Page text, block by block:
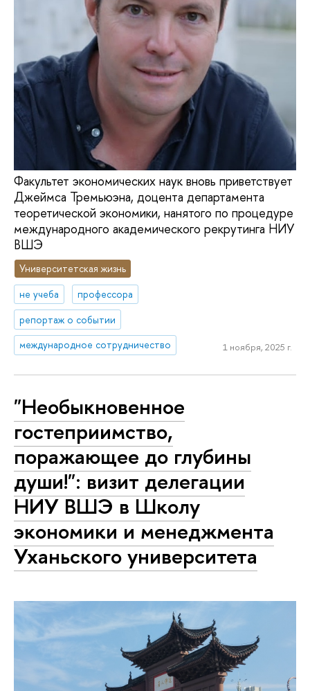
Факультет экономических наук вновь приветствует
Джеймса Тремьюэна, доцента департамента
теоретической экономики, нанятого по процедуре
международного академического рекрутинга НИУ
ВШЭ
Университетская жизнь
не учеба
профессора
репортаж о событии
международное сотрудничество
1 ноября, 2025 г.
"Необыкновенное
гостеприимство,
поражающее до глубины
души!": визит делегации
НИУ ВШЭ в Школу
экономики и менеджмента
Уханьского университета